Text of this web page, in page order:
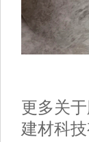
更多关
建材科